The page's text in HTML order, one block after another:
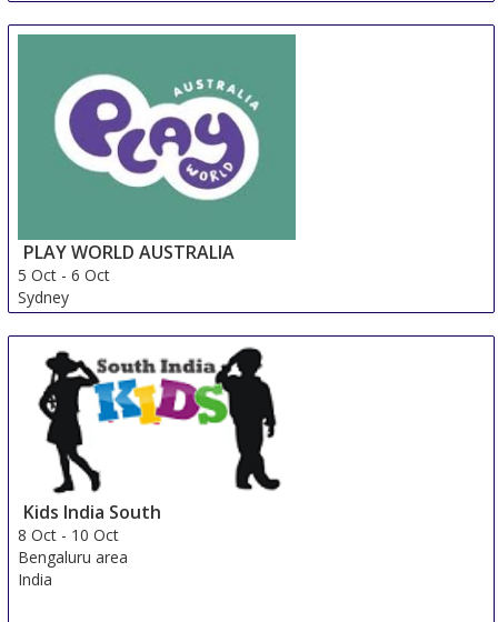
PLAY WORLD AUSTRALIA
5 Oct -6 Oct
Sydney
Australia
Kids India South
8 Oct - 10 Oct
Bengaluru area
India